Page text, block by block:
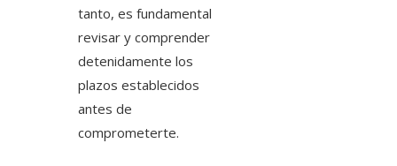
tanto, es fundamental
revisar y comprender
detenidamente los
plazos establecidos
antes de
comprometerte.